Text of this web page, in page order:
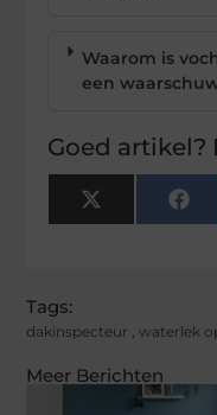
Meer Berichten
Waarom is
een
Goed artikel?
X
(Twitter)
Tags:
dakinspecteur ,waterlek